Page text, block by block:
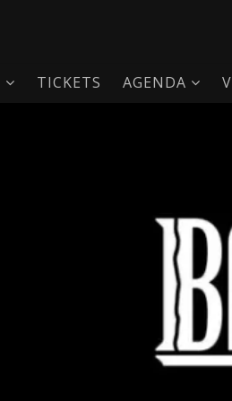
TICKETS AGENDA